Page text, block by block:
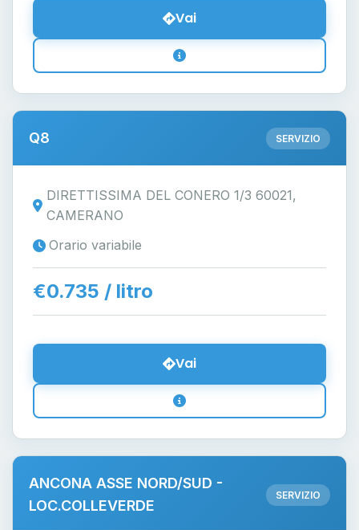
Vai
Q8 SERVIZIO
DIRETTISSIMA DEL CONERO 1/3 60021,
CAMERANO
Orario variabile
€0.735 / litro
Vai
ANCONA ASSE NORD/SUD -
LOC.COLLEVERDE
SERVIZIO